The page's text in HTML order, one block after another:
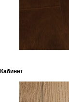
Кабинет